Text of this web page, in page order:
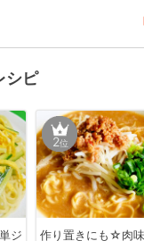
シピ
ジ
2位
作り置きにも☆肉